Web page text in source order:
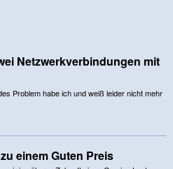
Netzwerkverbindungen mit
Problem habe ich und weiß leider nicht mehr
einem Guten Preis